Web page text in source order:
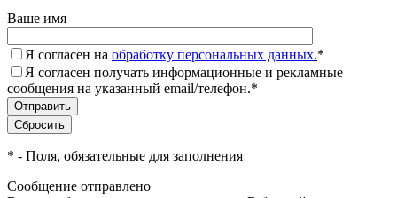
Ваше имя
Я согласен на обработку персональных данных.*
Я согласен получать информационные и рекламные
сообщения на указанный email/телефон.*
* - Поля, обязательные для заполнения
Сообщение отправлено